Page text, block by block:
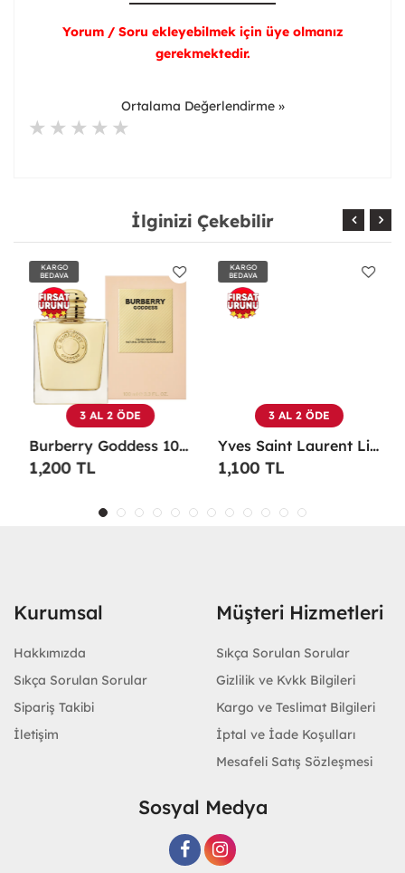
Yorum / Soru ekleyebilmek için üye olmanız
gerekmektedir.
Ortalama Değerlendirme »
İlginizi Çekebilir
KARGO
BEDAVA
3 AL 2 ÖDE
Burberry Goddess 100 ML EDP Kadın Parfümü -
1,200 TL
KARGO
BEDAVA
3 AL 2 ÖDE
Yves Saint Laurent Libre EDP 90 Ml Kadın Parfüm - YSLL
1,100 TL
Kurumsal
Hakkımızda
Sıkça Sorulan Sorular
Sipariş Takibi
İletişim
Müşteri Hizmetleri
Sıkça Sorulan Sorular
Gizlilik ve Kvkk Bilgileri
Kargo ve Teslimat Bilgileri
İptal ve İade Koşulları
Mesafeli Satış Sözleşmesi
Sosyal Medya